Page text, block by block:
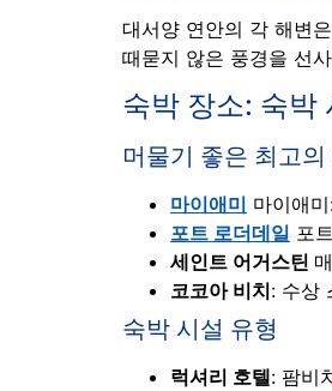
대서양 연안의 각 해변
때묻지 않은 풍경을 선
숙박 장소: 숙박
머물기 좋은 최고
마이애미 마이애
포트 로더데일 포
세인트 어거스틴
코코아 비치: 수상
숙박 시설 유형
럭셔리 호텔: 팜비